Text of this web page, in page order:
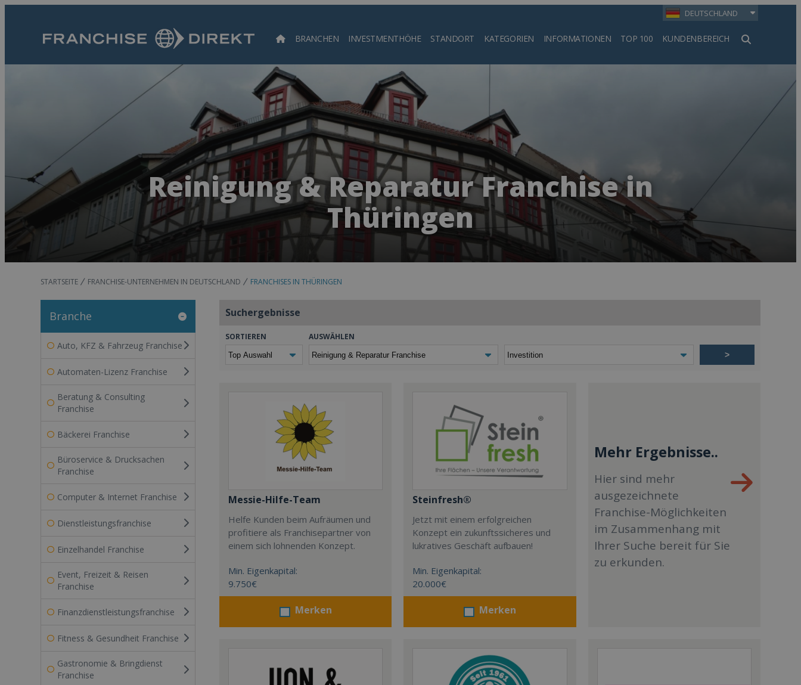
DEUTSCHLAND
BRANCHEN INVESTMENTHÖHE STANDORT KATEGORIEN INFORMATIONEN TOP 100 KUNDENBEREICH
Suchen
Reinigung & Reparatur Franchise in
Thüringen
STARTSEITE FRANCHISE-UNTERNEHMEN IN DEUTSCHLAND FRANCHISES IN THÜRINGEN
Branche
Auto, KFZ & Fahrzeug Franchise
Automaten-Lizenz Franchise
Beratung & Consulting
Franchise
Bäckerei Franchise
Büroservice & Drucksachen
Franchise
Computer & Internet Franchise
Dienstleistungsfranchise
Einzelhandel Franchise
Event, Freizeit & Reisen
Franchise
Finanzdienstleistungsfranchise
Fitness & Gesundheit Franchise
Gastronomie & Bringdienst
Franchise
Suchergebnisse
SORTIEREN AUSWÄHLEN
>
Messie-Hilfe-Team
Helfe Kunden beim Aufräumen und
profitiere als Franchisepartner von
einem sich lohnenden Konzept.
Min. Eigenkapital:
9.750€
Merken
Steinfresh®
Jetzt mit einem erfolgreichen
Konzept ein zukunftssicheres und
lukratives Geschäft aufbauen!
Min. Eigenkapital:
20.000€
Merken
Mehr Ergebnisse..
Hier sind mehr
ausgezeichnete
Franchise-Möglichkeiten
im Zusammenhang mit
Ihrer Suche bereit für Sie
zu erkunden.